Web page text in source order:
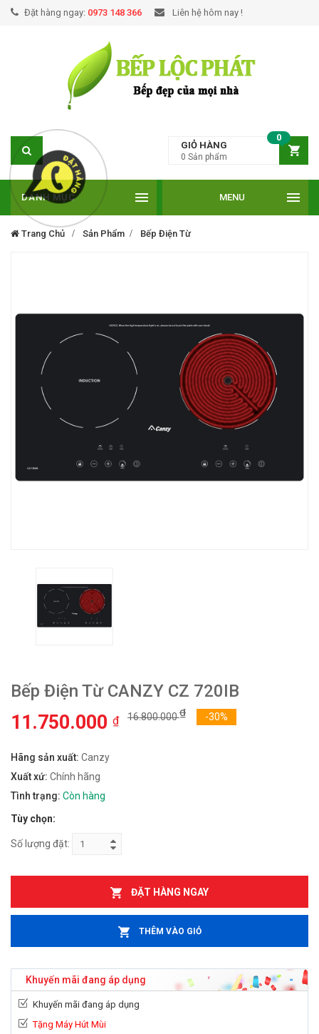
Đặt hàng ngay: 0973 148 366 Liên hệ hôm nay !
GIỎ HÀNG
0
0 Sản phẩm
DANH MỤC MENU
Trang Chủ Sản Phẩm Bếp Điện Từ
Bếp Điện Từ CANZY CZ 720IB
11.750.000 ₫ 16.800.000₫ -30%
Hãng sản xuất: Canzy
Xuất xứ: Chính hãng
Tình trạng: Còn hàng
Tùy chọn:
Số lượng đặt:
ĐẶT HÀNG NGAY
THÊM VÀO GIỎ
Khuyến mãi đang áp dụng
Khuyến mãi đang áp dụng
Tặng Máy Hút Mùi